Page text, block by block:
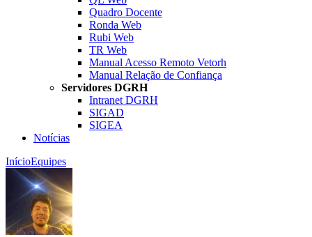
Quadro Docente
Ronda Web
Rubi Web
TR Web
Manual Acesso Remoto Vetorh
Manual Relação de Confiança
Servidores DGRH
Intranet DGRH
SIGAD
SIGEA
Notícias
InícioEquipes